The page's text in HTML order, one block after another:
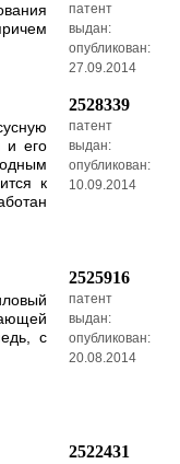
патент
выдан:
опубликован:
27.09.2014
и его
к
2528339
патент
выдан:
опубликован:
10.09.2014
с
2525916
патент
выдан:
опубликован:
20.08.2014
2522431